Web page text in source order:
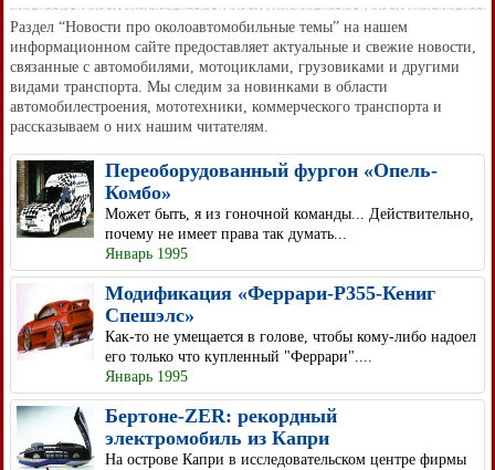
Раздел “Новости про околоавтомобильные темы” на нашем
информационном сайте предоставляет актуальные и свежие новости,
связанные с автомобилями, мотоциклами, грузовиками и другими
видами транспорта. Мы следим за новинками в области
автомобилестроения, мототехники, коммерческого транспорта и
рассказываем о них нашим читателям.
Переоборудованный фургон «Опель-
Комбо»
Может быть, я из гоночной команды... Действительно,
почему не имеет права так думать...
Январь 1995
Модификация «Феррари-Р355-Кениг
Спешэлс»
Как-то не умещается в голове, чтобы кому-либо надоел
его только что купленный "Феррари"....
Январь 1995
Бертоне-ZER: рекордный
электромобиль из Капри
На острове Капри в исследовательском центре фирмы